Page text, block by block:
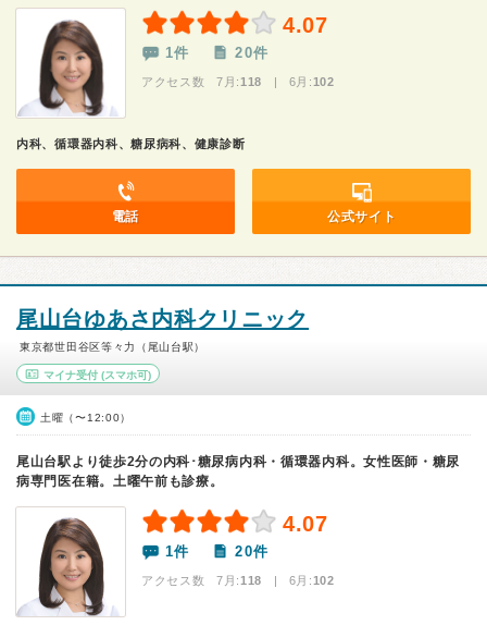
4.07
1件 20件
アクセス数 7月: 118 | 6月: 102
内科、循環器内科、糖尿病科、健康診断
電話 公式サイト
尾山台ゆあさ内科クリニック
東京都世田谷区等々力（尾山台駅）
マイナ受付 (スマホ可)
土曜（〜12:00）
尾山台駅より徒歩2分の内科･糖尿病内科・循環器内科。女性医師・糖尿
病専門医在籍。土曜午前も診療。
4.07
1件 20件
アクセス数 7月:118 | 6月:102